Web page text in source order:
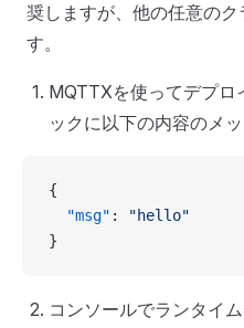
奨しますが、他の任意の
す。
MQTTXを使ってデプ
ックに以下の内容のメ
{
  "msg"
:
"hello"
}
コンソールでランタイ